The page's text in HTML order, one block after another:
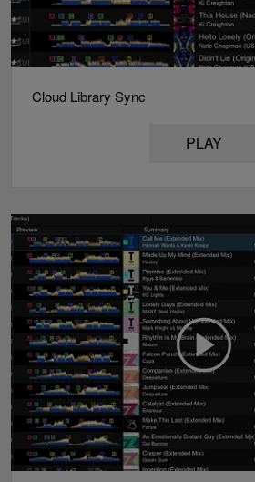
Cloud Library Sync
PLAY